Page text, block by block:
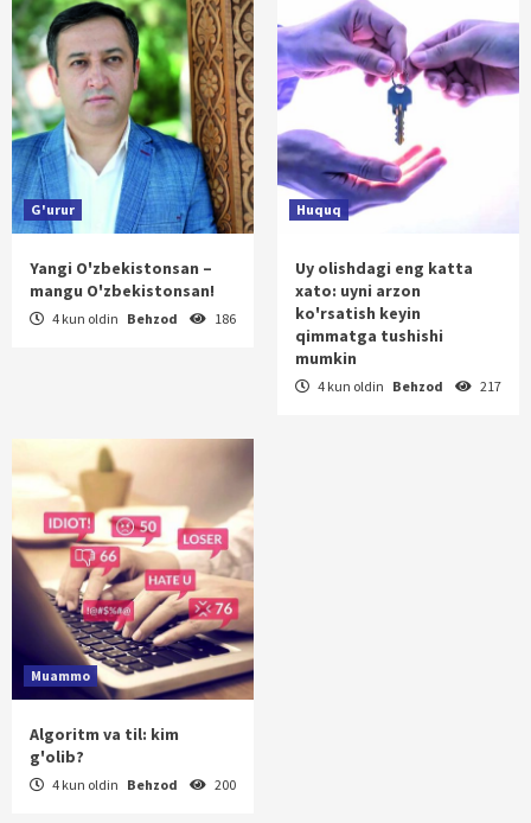
G'urur
Yangi O'zbekistonsan –
mangu O'zbekistonsan!
4 kun oldin Behzod 186
Huquq
Uy olishdagi eng katta
xato: uyni arzon
ko'rsatish keyin
qimmatga tushishi
mumkin
4 kun oldin Behzod 217
Muammo
Algoritm va til: kim
g'olib?
4 kun oldin Behzod 200